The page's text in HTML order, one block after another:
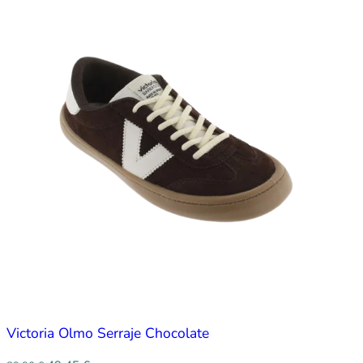
Victoria Olmo Serraje Chocolate